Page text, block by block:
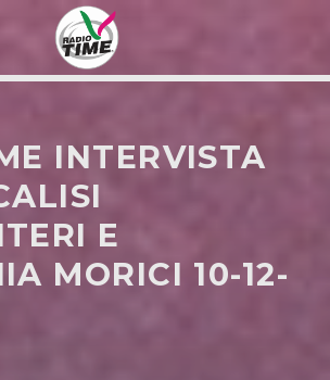
NEL SITO WEB:
INTERVISTA
E
MORICI 10-12-